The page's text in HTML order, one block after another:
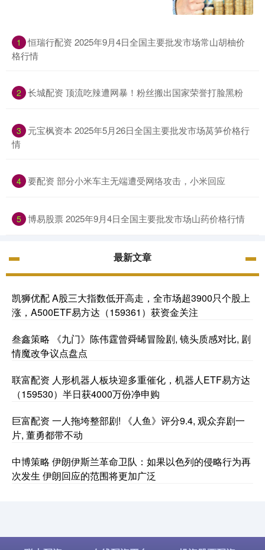
1
恒瑞行配资 2025年9月4日全国主要批发市场常山胡柚价
格行情
2 长城配资 顶流吃辣遭网暴！粉丝搬出国家荣誉打脸黑粉
3
元宝枫资本 2025年5月26日全国主要批发市场莴笋价格行
情
4 要配资 部分小米车主无端遭受网络攻击，小米回应
5 博易股票 2025年9月4日全国主要批发市场山药价格行情
最新文章
凯狮优配 A股三大指数低开高走，全市场超3900只个股上
涨，A500ETF易方达（159361）获资金关注
叁鑫策略 《九门》陈伟霆曾舜晞冒险剧, 镜头质感对比, 剧
情魔改争议点盘点
联富配资 人形机器人板块迎多重催化，机器人ETF易方达
（159530）半日获4000万份净申购
巨富配资 一人拖垮整部剧! 《人鱼》评分9.4, 观众弃剧一
片, 董勇都带不动
中博策略 伊朗伊斯兰革命卫队：如果以色列的侵略行为再
次发生 伊朗回应的范围将更加广泛